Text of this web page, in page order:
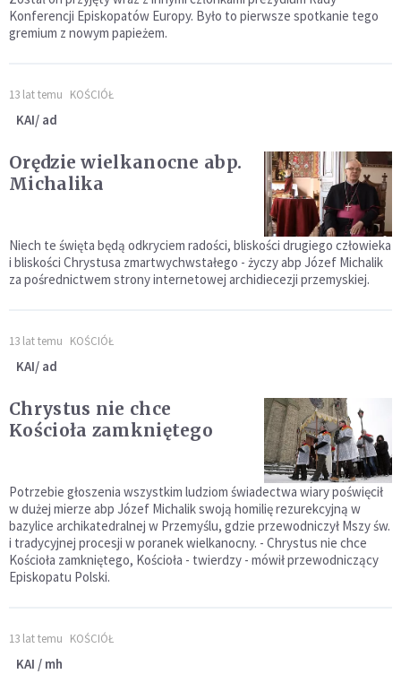
Konferencji Episkopatów Europy. Było to pierwsze spotkanie tego
gremium z nowym papieżem.
13 lat temu KOŚCIÓŁ
KAI/ ad
Orędzie wielkanocne abp.
Michalika
Niech te święta będą odkryciem radości, bliskości drugiego człowieka
i bliskości Chrystusa zmartwychwstałego - życzy abp Józef Michalik
za pośrednictwem strony internetowej archidiecezji przemyskiej.
13 lat temu KOŚCIÓŁ
KAI/ ad
Chrystus nie chce
Kościoła zamkniętego
Potrzebie głoszenia wszystkim ludziom świadectwa wiary poświęcił
w dużej mierze abp Józef Michalik swoją homilię rezurekcyjną w
bazylice archikatedralnej w Przemyślu, gdzie przewodniczył Mszy św.
i tradycyjnej procesji w poranek wielkanocny. - Chrystus nie chce
Kościoła zamkniętego, Kościoła - twierdzy - mówił przewodniczący
Episkopatu Polski.
13 lat temu KOŚCIÓŁ
KAI / mh